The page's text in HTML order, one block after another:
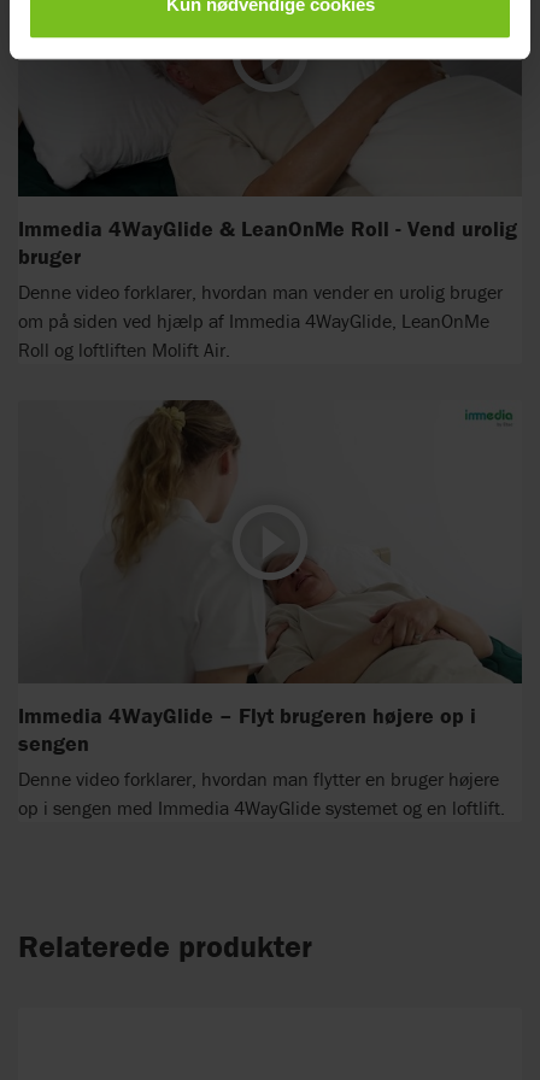
Immedia 4WayGlide & LeanOnMe Roll - Vend urolig
bruger
Denne video forklarer, hvordan man vender en urolig bruger
om på siden ved hjælp af Immedia 4WayGlide, LeanOnMe
Roll og loftliften Molift Air.
Immedia 4WayGlide – Flyt brugeren højere op i
sengen
Denne video forklarer, hvordan man flytter en bruger højere
op i sengen med Immedia 4WayGlide systemet og en loftlift.
Relaterede produkter